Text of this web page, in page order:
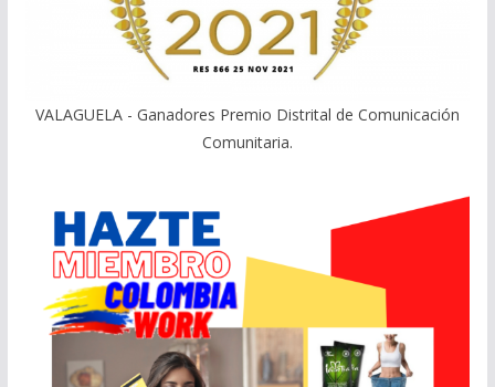
VALAGUELA - Ganadores Premio Distrital de Comunicación
Comunitaria.